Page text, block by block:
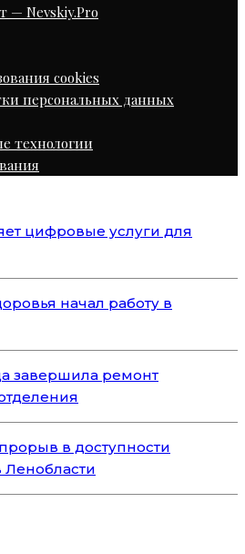
— Nevskiy.Pro
cookies
персональных данных
технологии
цифровые услуги для
начал работу в
завершила ремонт
в доступности